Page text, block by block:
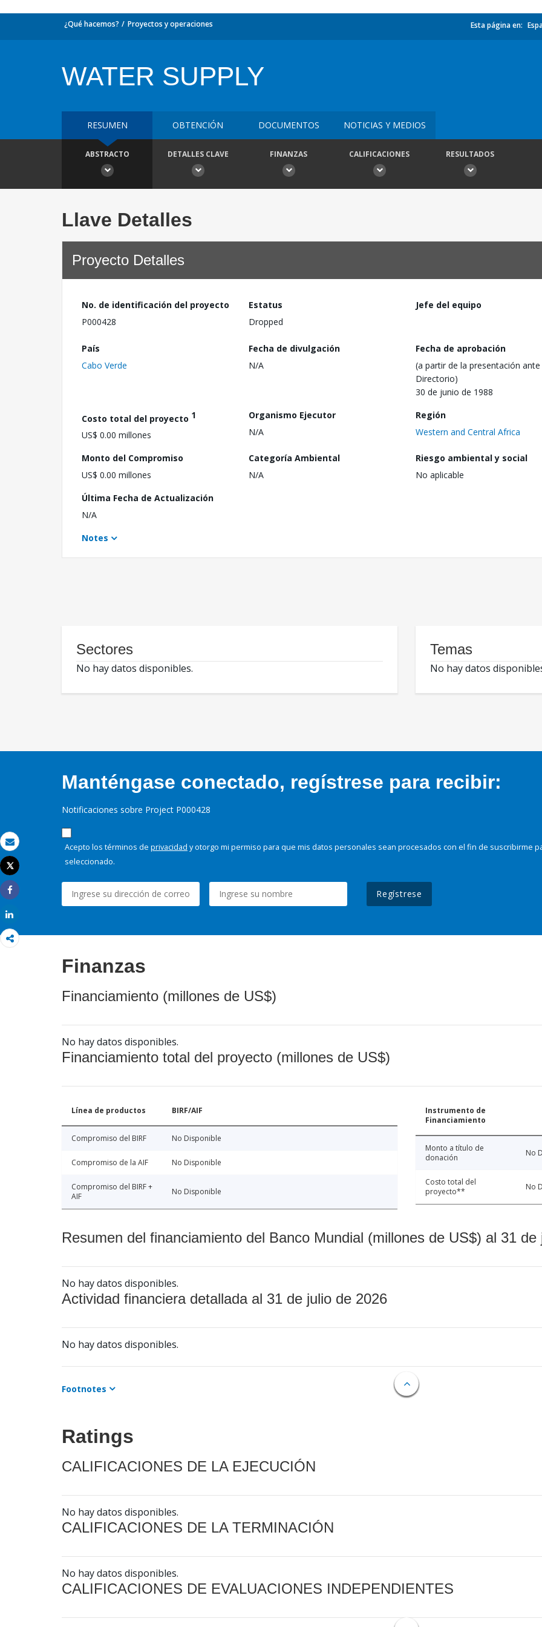
Correo electrónico
Imprimir
Tweet
Share
¿Qué hacemos? Proyectos y operaciones Esta página en:
WATER SUPPLY
RESUMEN OBTENCIÓN DOCUMENTOS NOTICIAS Y MEDIOS
ABSTRACTO DETALLES CLAVE FINANZAS CALIFICACIONES RESULTADOS
Llave Detalles
Proyecto Detalles
No. de identificación del proyecto
P000428
Estatus
Dropped
Jefe del equipo
País
Cabo Verde
Fecha de divulgación
N/A
Fecha de aprobación
(a partir de la presentación ante
Directorio)
30 de junio de 1988
Costo total del proyecto 1
US$ 0.00 millones
Organismo Ejecutor
N/A
Región
Western and Central Africa
Monto del Compromiso
US$ 0.00 millones
Categoría Ambiental
N/A
Riesgo ambiental y social
No aplicable
Última Fecha de Actualización
N/A
Notes
Sectores
No hay datos disponibles.
Temas
No hay datos
Manténgase conectado, regístrese para recibir:
Notificaciones sobre Project P000428
Acepto los términos de privacidad y otorgo mi permiso para que mis datos personales sean procesados con el fin de suscribirme
seleccionado.
Regístrese
Finanzas
Financiamiento (millones de US$)
No hay datos disponibles.
Financiamiento total del proyecto (millones de US$)
Línea de productos BIRF/AIF
Compromiso del BIRF No Disponible
Compromiso de la AIF No Disponible
Compromiso del BIRF +
AIF
No Disponible
Instrumento de
Financiamiento
Monto a título de
donación
No
Costo total del
proyecto**
No
Resumen del financiamiento del Banco Mundial (millones de US$) al 31 de
No hay datos disponibles.
Actividad financiera detallada al 31 de julio de 2026
No hay datos disponibles.
Footnotes
Ratings
CALIFICACIONES DE LA EJECUCIÓN
No hay datos disponibles.
CALIFICACIONES DE LA TERMINACIÓN
No hay datos disponibles.
CALIFICACIONES DE EVALUACIONES INDEPENDIENTES